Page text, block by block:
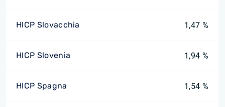
HICP Slovacchia 1,47 %
HICP Slovenia 1,94 %
HICP Spagna 1,54 %